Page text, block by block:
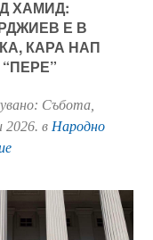
ХАМИД:
Е В
КАРА НАП
Събота,
2026. в Народно